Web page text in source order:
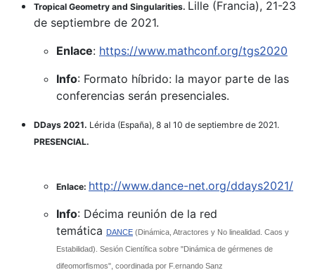
Tropical Geometry and Singularities. Lille (Francia), 21-23
de septiembre de 2021.
Enlace: https://www.mathconf.org/tgs2020
Info: Formato híbrido: la mayor parte de las
conferencias serán presenciales.
DDays 2021. Lérida (España), 8 al 10 de septiembre de 2021.
PRESENCIAL.
Enlace: http://www.dance-net.org/ddays2021/
Info: Décima reunión de la red
temática
DANCE (Dinámica, Atractores y No linealidad. Caos y
Estabilidad). Sesión Científica sobre "Dinámica de gérmenes de
difeomorfismos", coordinada por F.ernando Sanz